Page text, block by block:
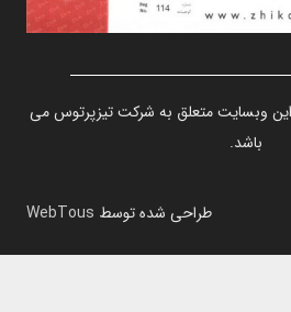
وبسایت متعلق به شرکت تیزپرتوس می
باشد.
طراحی شده توسط WebTous